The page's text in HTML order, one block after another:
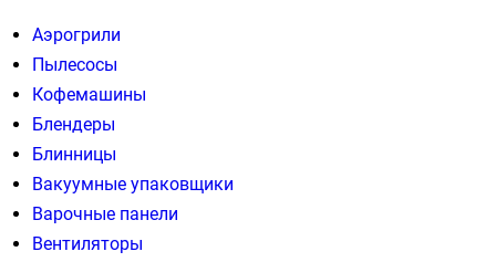
Аэрогрили
Пылесосы
Кофемашины
Блендеры
Блинницы
Вакуумные упаковщики
Варочные панели
Вентиляторы